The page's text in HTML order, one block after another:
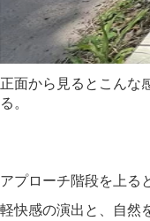
正面から見るとこんな
る。
アプローチ階段を上る
軽快感の演出と、自然